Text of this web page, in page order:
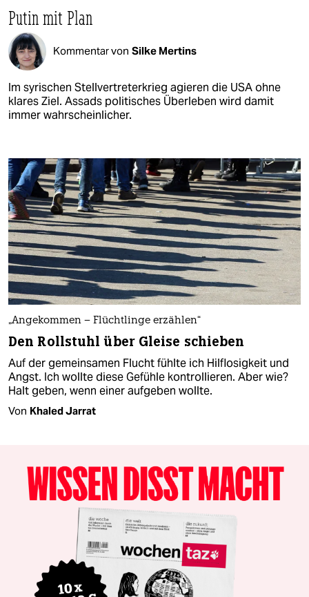
Putin mit Plan
Kommentar von Silke Mertins
Im syrischen Stellvertreterkrieg agieren die USA ohne
klares Ziel. Assads politisches Überleben wird damit
immer wahrscheinlicher.
„Angekommen – Flüchtlinge erzählen“
Den Rollstuhl über Gleise schieben
Auf der gemeinsamen Flucht fühlte ich Hilflosigkeit und
Angst. Ich wollte diese Gefühle kontrollieren. Aber wie?
Halt geben, wenn einer aufgeben wollte.
Von Khaled Jarrat